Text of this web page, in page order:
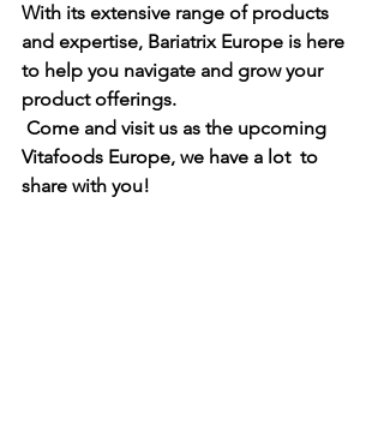
With its extensive range of products
and expertise, Bariatrix Europe is here
to help you navigate and grow your
product offerings.
Vitafoods Europe, we have a lot  to
share with you!